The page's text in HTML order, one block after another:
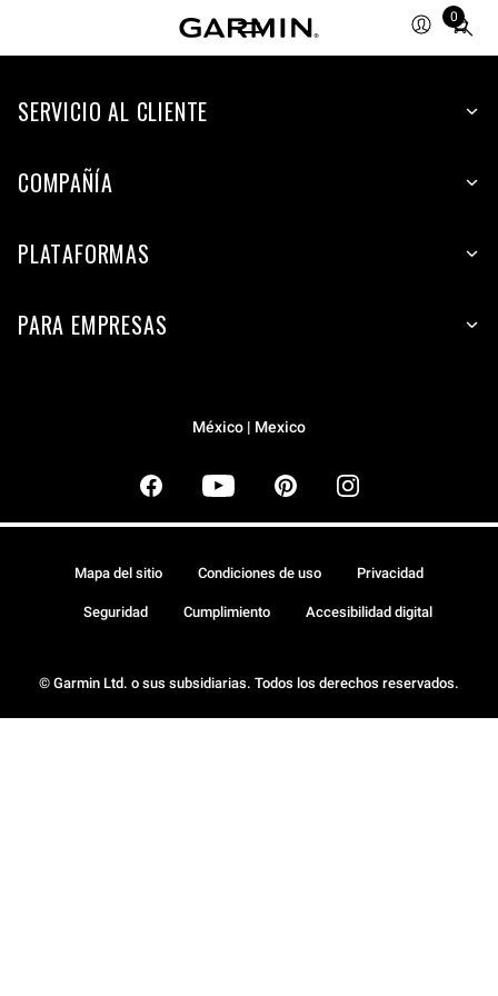
0
Total
items
cart:
SERVICIO AL CLIENTE
COMPAÑÍA
PLATAFORMAS
PARA EMPRESAS
México | Mexico
© Garmin Ltd. o sus subsidiarias. Todos los derechos reservados.
Mapa del sitio Condiciones de uso Privacidad
Seguridad Cumplimiento Accesibilidad digital